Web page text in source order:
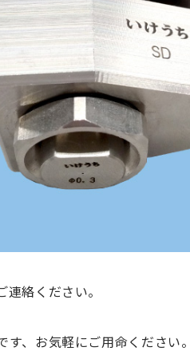
絡ください。
、お気軽にご用命ください。